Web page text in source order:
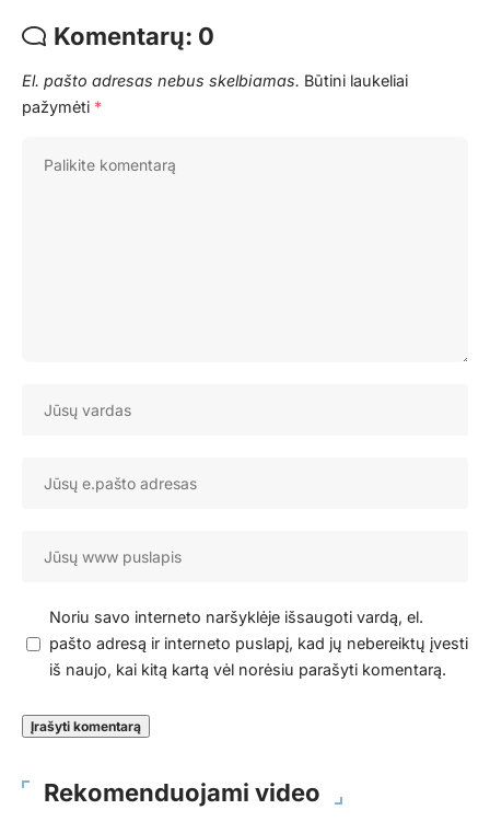
Komentarų: 0
El. pašto adresas nebus skelbiamas. Būtini laukeliai
pažymėti *
Noriu savo interneto naršyklėje išsaugoti vardą, el.
pašto adresą ir interneto puslapį, kad jų nebereiktų įvesti
iš naujo, kai kitą kartą vėl norėsiu parašyti komentarą.
Rekomenduojami video